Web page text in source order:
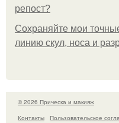
репост?
Сохраняйте мои
линию скул, носа и
© 2026 Прическа и макияж
Контакты
Пользовательское